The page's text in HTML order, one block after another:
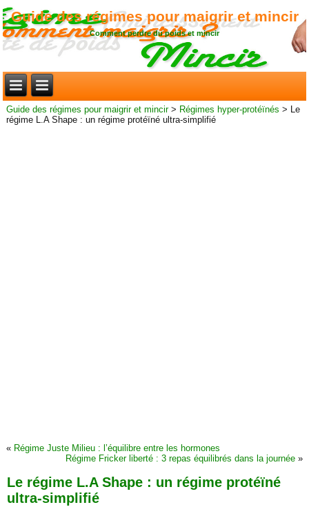
Guide des régimes pour maigrir et mincir
Comment perdre du poids et mincir
Guide des régimes pour maigrir et mincir> Régimes hyper-protéïnés > Le
régime L.A Shape : un régime protéïné ultra-simplifié
« Régime Juste Milieu : l’équilibre entre les hormones
Régime Fricker liberté : 3 repas équilibrés dans la journée»
Le régime L.A Shape : un régime protéïné
ultra-simplifié